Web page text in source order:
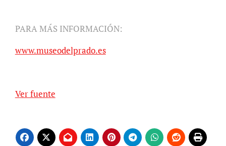
PARA MÁS INFORMACIÓN:
www.museodelprado.es
Ver fuente